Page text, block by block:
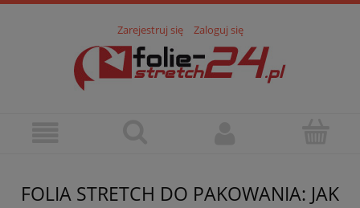
Zarejestruj się Zaloguj się
FOLIA STRETCH DO PAKOWANIA: JAK